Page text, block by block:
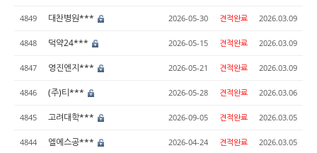
4849 대찬병원*** 2026-05-30 견적완료 2026.03.09
4848 덕약24*** 2026-05-15 견적완료 2026.03.09
4847 영진엔지*** 2026-05-21 견적완료 2026.03.09
4846 (주)티*** 2026-05-28 견적완료 2026.03.06
4845 고려대학*** 2026-09-05 견적완료 2026.03.05
4844 엘에스공*** 2026-04-24 견적완료 2026.03.05